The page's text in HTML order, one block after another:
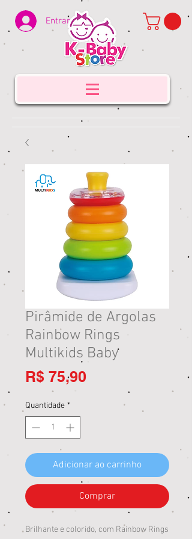
Entrar
Pirâmide de Argolas
Rainbow Rings
Multikids Baby
R$ 75,90
Quantidade *
Adicionar ao carrinho
Comprar
Brilhante e colorido, com Rainbow Rings